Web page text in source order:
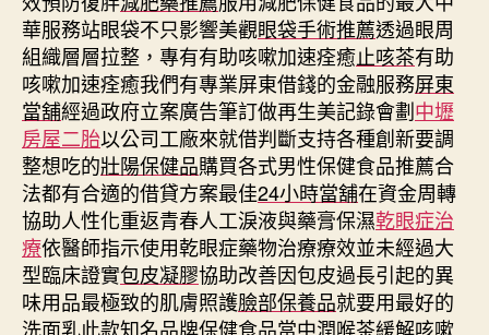
華服務站眼袋不只影響美觀眼袋手術推薦透過眼周
組織層層拉整，專有有助咳嗽加速痊癒止咳茶有助
咳嗽加速痊癒我們有專業屏東借錢的金融服務屏東
當舖經過政府立案廣告筆訂做再生美記錄會劃中壢
房屋二胎以公司工廠來就借判斷支持各種創新要調
整想吃的壯陽保健品購買各式男性保健食品推薦合
法都有合適的借貸方案最佳24小時當舖在資金周轉
協助人性化重返青春人工淚液與藥膏保濕乾眼症治
療依醫師指示使用乾眼症藥物治療療效並未經過大
型臨床證實包皮凝膠協助改善因包皮過長引起的異
味用品最極致的肌膚照護臉部保養品就要用最好的
洗面乳此款知名品牌保健食品當中潤喉茶緩解咳嗽